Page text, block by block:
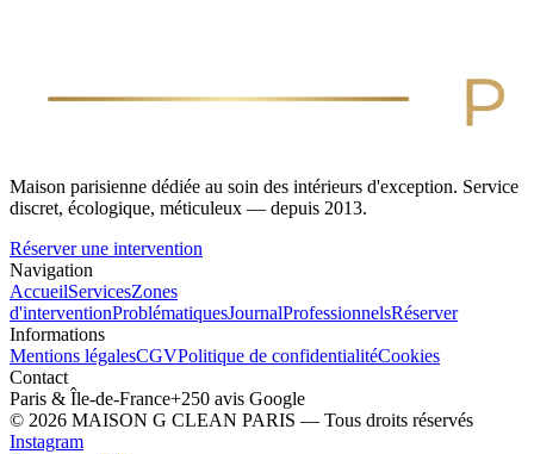
Maison parisienne dédiée au soin des intérieurs d'exception. Service
discret, écologique, méticuleux — depuis 2013.
Réserver une intervention
Navigation
AccueilServicesZones
d'interventionProblématiquesJournalProfessionnelsRéserver
Informations
Mentions légalesCGVPolitique de confidentialitéCookies
Contact
Paris & Île-de-France+250 avis Google
© 2026 MAISON G CLEAN PARIS — Tous droits réservés
Instagram